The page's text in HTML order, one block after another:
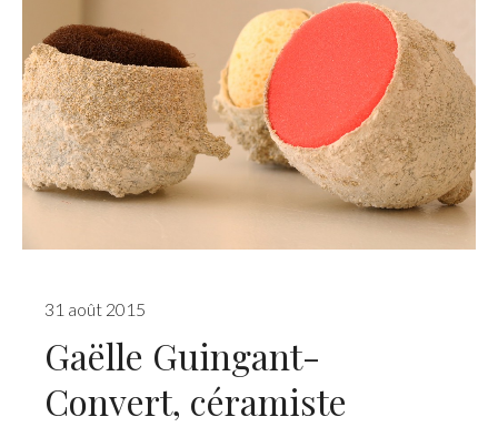
31 août 2015
Gaëlle Guingant-
Convert, céramiste